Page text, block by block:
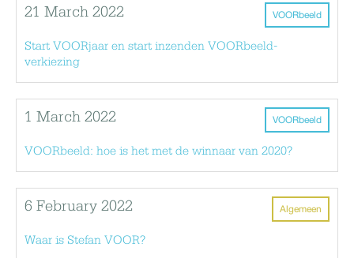
VOORbeeld
21 March 2022
Start VOORjaar en start inzenden VOORbeeld-
verkiezing
VOORbeeld
1 March 2022
VOORbeeld: hoe is het met de winnaar van 2020?
Algemeen
6 February 2022
Waar is Stefan VOOR?